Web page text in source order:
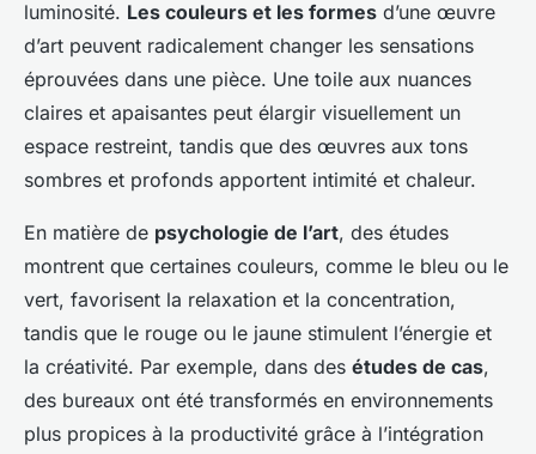
luminosité. Les couleurs et les formes d’une œuvre
d’art peuvent radicalement changer les sensations
éprouvées dans une pièce. Une toile aux nuances
claires et apaisantes peut élargir visuellement un
espace restreint, tandis que des œuvres aux tons
sombres et profonds apportent intimité et chaleur.
En matière de psychologie de l’art, des études
montrent que certaines couleurs, comme le bleu ou le
vert, favorisent la relaxation et la concentration,
tandis que le rouge ou le jaune stimulent l’énergie et
la créativité. Par exemple, dans des études de cas,
des bureaux ont été transformés en environnements
plus propices à la productivité grâce à l’intégration